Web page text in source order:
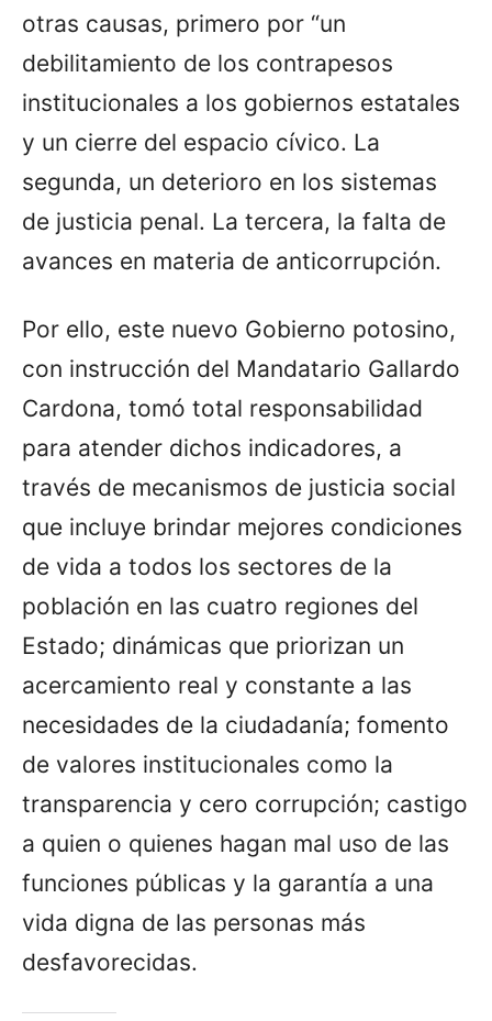
otras causas, primero por “un
debilitamiento de los contrapesos
institucionales a los gobiernos estatales
y un cierre del espacio cívico. La
segunda, un deterioro en los sistemas
de justicia penal. La tercera, la falta de
avances en materia de anticorrupción.
Por ello, este nuevo Gobierno potosino,
con instrucción del Mandatario Gallardo
Cardona, tomó total responsabilidad
para atender dichos indicadores, a
través de mecanismos de justicia social
que incluye brindar mejores condiciones
de vida a todos los sectores de la
población en las cuatro regiones del
Estado; dinámicas que priorizan un
acercamiento real y constante a las
necesidades de la ciudadanía; fomento
de valores institucionales como la
transparencia y cero corrupción; castigo
a quien o quienes hagan mal uso de las
funciones públicas y la garantía a una
vida digna de las personas más
desfavorecidas.